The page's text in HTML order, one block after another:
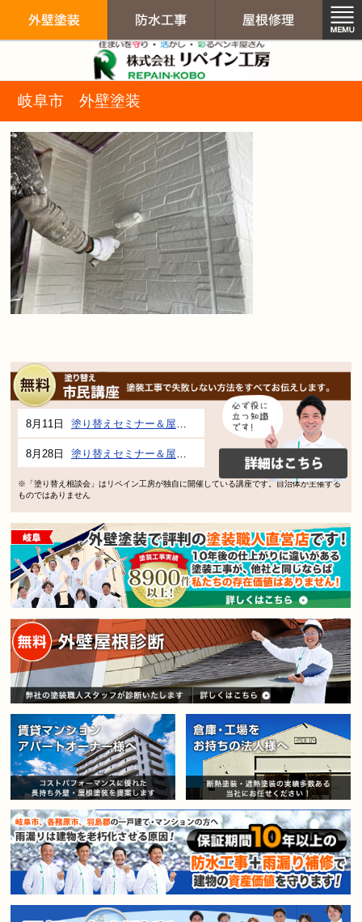
岐阜市 外壁塗装
8月11日 塗り替えセミナー＆屋根、外壁の塗り替え市民講座 inぎふメディアコスモス
8月28日 塗り替えセミナー＆屋根、外壁の塗り替え市民講座 inぎふメディアコスモス
※「塗り替え相談会」はリペイン工房が独自に開催している講座です。自治体が主催する
ものではありません
賃貸マンション・アパートオー